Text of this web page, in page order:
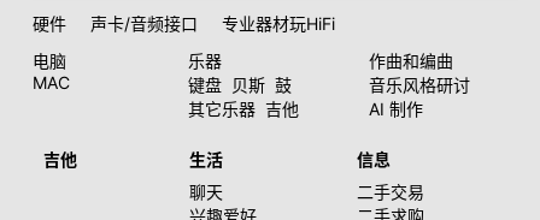
硬件 声卡/音频接口
专业器材玩HiFi
电脑
MAC
乐器
键盘 贝斯 鼓
其它乐器 吉他
作曲和编曲
音乐风格研讨
AI 制作
吉他
生活
聊天
信息
二手交易